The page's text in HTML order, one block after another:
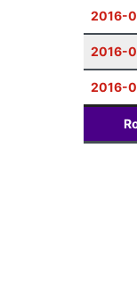
2016-
2016-
2016-